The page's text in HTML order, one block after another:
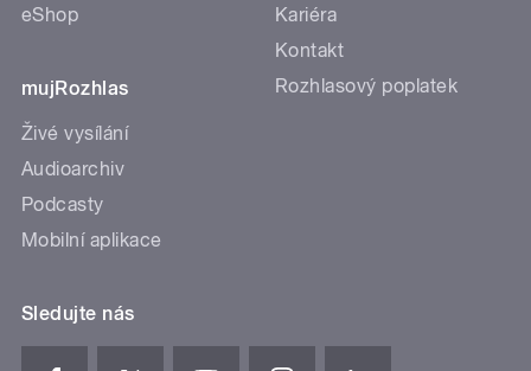
eShop
mujRozhlas
Živé vysílání
Audioarchiv
Podcasty
Mobilní aplikace
Kariéra
Kontakt
Rozhlasový poplatek
Sledujte nás